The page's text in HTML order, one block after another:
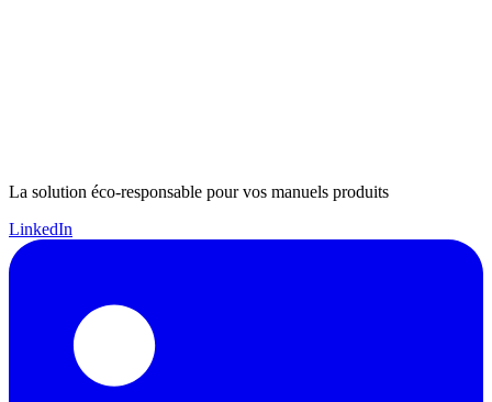
La solution éco-responsable pour vos manuels produits
LinkedIn